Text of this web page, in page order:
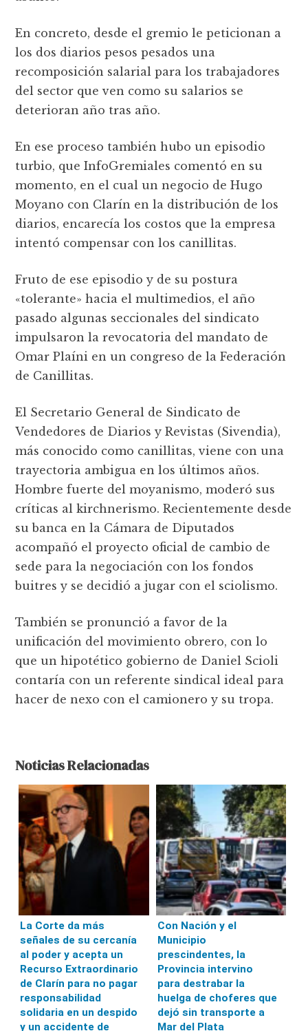
En concreto, desde el gremio le peticionan a
los dos diarios pesos pesados una
recomposición salarial para los trabajadores
del sector que ven como su salarios se
deterioran año tras año.
En ese proceso también hubo un episodio
turbio, que InfoGremiales comentó en su
momento, en el cual un negocio de Hugo
Moyano con Clarín en la distribución de los
diarios, encarecía los costos que la empresa
intentó compensar con los canillitas.
Fruto de ese episodio y de su postura
«tolerante» hacia el multimedios, el año
pasado algunas seccionales del sindicato
impulsaron la revocatoria del mandato de
Omar Plaíni en un congreso de la Federación
de Canillitas.
El Secretario General de Sindicato de
Vendedores de Diarios y Revistas (Sivendia),
más conocido como canillitas, viene con una
trayectoria ambigua en los últimos años.
Hombre fuerte del moyanismo, moderó sus
críticas al kirchnerismo. Recientemente desde
su banca en la Cámara de Diputados
acompañó el proyecto oficial de cambio de
sede para la negociación con los fondos
buitres y se decidió a jugar con el sciolismo.
También se pronunció a favor de la
unificación del movimiento obrero, con lo
que un hipotético gobierno de Daniel Scioli
contaría con un referente sindical ideal para
hacer de nexo con el camionero y su tropa.
Noticias Relacionadas
La Corte da más
señales de su cercanía
al poder y acepta un
Recurso Extraordinario
de Clarín para no pagar
responsabilidad
solidaria en un despido
y un accidente de
Con Nación y el
Municipio
prescindentes, la
Provincia intervino
para destrabar la
huelga de choferes que
dejó sin transporte a
Mar del Plata